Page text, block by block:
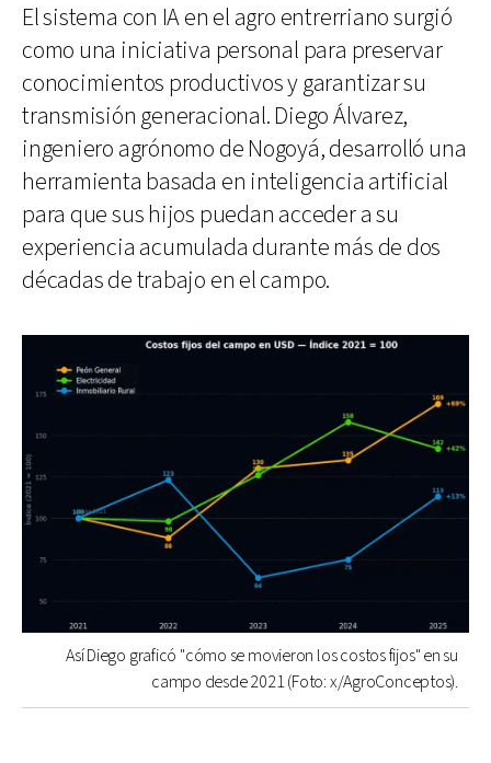
El sistema con IA en el agro entrerriano surgió
como una iniciativa personal para preservar
conocimientos productivos y garantizar su
transmisión generacional. Diego Álvarez,
ingeniero agrónomo de Nogoyá, desarrolló una
herramienta basada en inteligencia artificial
para que sus hijos puedan acceder a su
experiencia acumulada durante más de dos
décadas de trabajo en el campo.
Así Diego graficó "cómo se movieron los costos fijos" en su
campo desde 2021 (Foto: x/AgroConceptos).